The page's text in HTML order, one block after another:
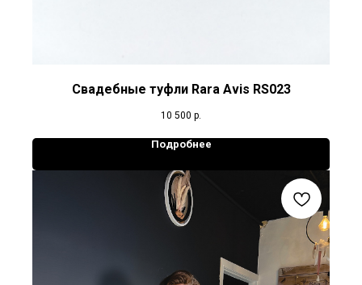
Свадебные туфли Rara Avis RS023
10 500 р.
Подробнее